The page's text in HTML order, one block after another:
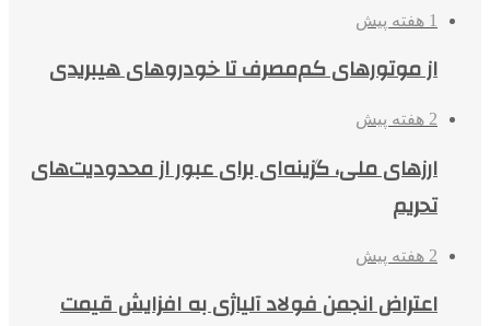
1 هفته پیش
از موتورهای کم‌مصرف تا خودروهای هیبریدی
2 هفته پیش
ارزهای ملی، گزینه‌ای برای عبور از محدودیت‌های
تحریم
2 هفته پیش
اعتراض انجمن فولاد آلیاژی به افزایش قیمت